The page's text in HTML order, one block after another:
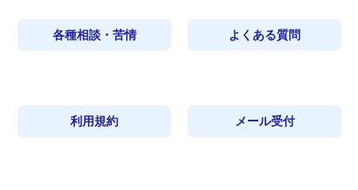
各種相談・苦情 よくある質問
利用規約 メール受付